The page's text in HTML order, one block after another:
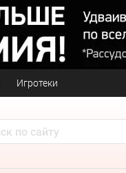
Игротеки